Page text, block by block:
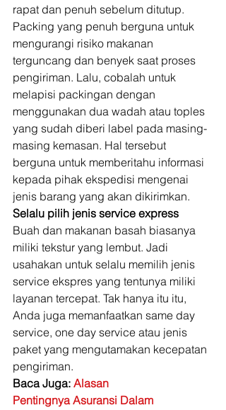
rapat dan penuh sebelum ditutup.
Packing yang penuh berguna untuk
mengurangi risiko makanan
terguncang dan benyek saat proses
pengiriman. Lalu, cobalah untuk
melapisi packingan dengan
menggunakan dua wadah atau toples
yang sudah diberi label pada masing-
masing kemasan. Hal tersebut
berguna untuk memberitahu informasi
kepada pihak ekspedisi mengenai
jenis barang yang akan dikirimkan.
Selalu pilih jenis service express
Buah dan makanan basah biasanya
miliki tekstur yang lembut. Jadi
usahakan untuk selalu memilih jenis
service ekspres yang tentunya miliki
layanan tercepat. Tak hanya itu itu,
Anda juga memanfaatkan same day
service, one day service atau jenis
paket yang mengutamakan kecepatan
pengiriman.
Baca Juga: Alasan
Pentingnya Asuransi Dalam